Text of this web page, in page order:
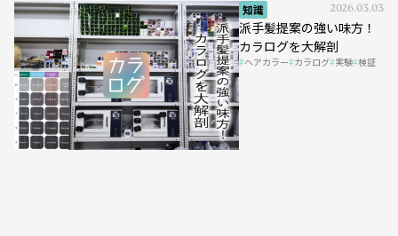
知識 2026.03.03
派手髪提案の強い味方！
カラログを大解剖
ヘアカラー カラログ 実験 検証